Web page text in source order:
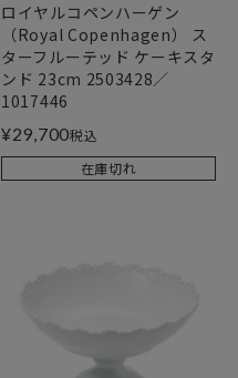
ロイヤルコペンハーゲン
（Royal Copenhagen） ス
ターフルーテッド ケーキスタ
ンド 23cm 2503428／
1017446
¥29,700税込
在庫切れ